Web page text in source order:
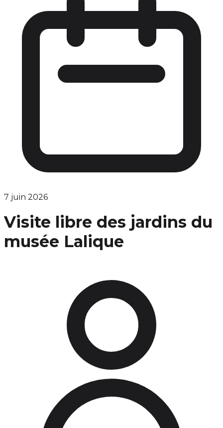
7 juin 2026
Visite libre des jardins du
musée Lalique